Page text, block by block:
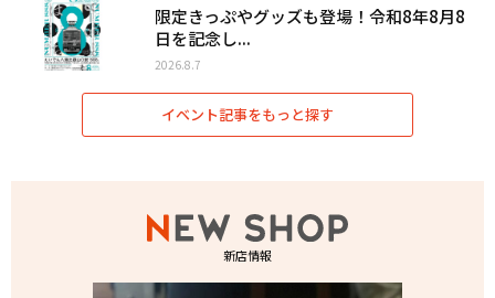
限定きっぷやグッズも登場！令和8年8月8
日を記念し...
2026.8.7
イベント記事をもっと探す
新店情報